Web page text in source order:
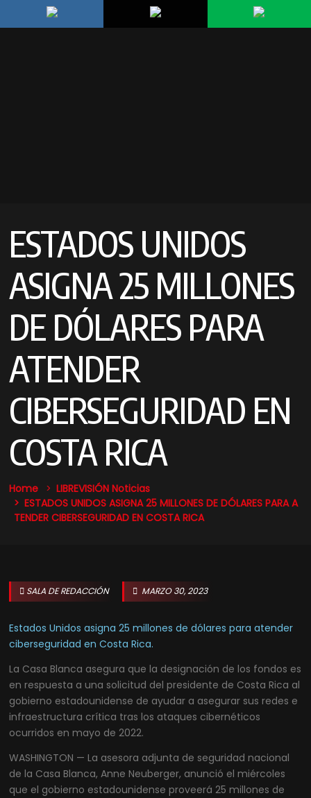
ESTADOS UNIDOS
ASIGNA 25 MILLONES
DE DÓLARES PARA
ATENDER
CIBERSEGURIDAD EN
COSTA RICA
Home
LIBREVISIÓN Noticias
ESTADOS UNIDOS ASIGNA 25 MILLONES DE DÓLARES PARA A
TENDER CIBERSEGURIDAD EN COSTA RICA
SALA DE REDACCIÓN MARZO 30, 2023
Estados Unidos asigna 25 millones de dólares para atender
ciberseguridad en Costa Rica.
La Casa Blanca asegura que la designación de los fondos es
en respuesta a una solicitud del presidente de Costa Rica al
gobierno estadounidense de ayudar a asegurar sus redes e
infraestructura crítica tras los ataques cibernéticos
ocurridos en mayo de 2022.
WASHINGTON — La asesora adjunta de seguridad nacional
de la Casa Blanca, Anne Neuberger, anunció el miércoles
que el gobierno estadounidense proveerá 25 millones de